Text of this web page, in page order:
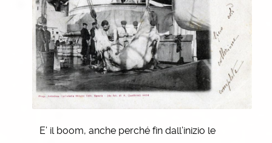
E’ il boom, anche perché fin dall’inizio le